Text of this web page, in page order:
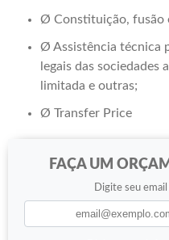
Ø Constituição, fusão
Ø Assistência técnica
legais das sociedades
limitada e outras;
Ø Transfer Price
FAÇA UM
Digite seu email